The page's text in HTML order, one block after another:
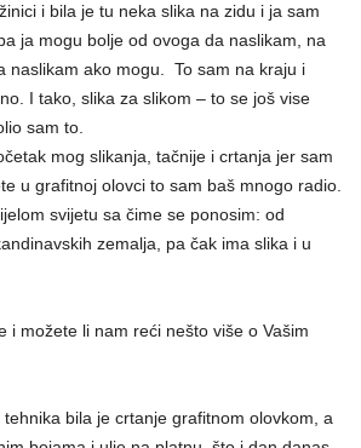
i bila je tu neka slika na zidu i ja sam
ja mogu bolje od ovoga da naslikam, na
naslikam ako mogu. To sam na kraju i
I tako, slika za slikom – to se još vise
sam to.
mog slikanja, tačnije i crtanja jer sam
u grafitnoj olovci to sam baš mnogo radio.
svijetu sa čime se ponosim: od
zemalja, pa čak ima slika i u
i možete li nam reći nešto više o Vašim
bila je crtanje grafitnom olovkom, a